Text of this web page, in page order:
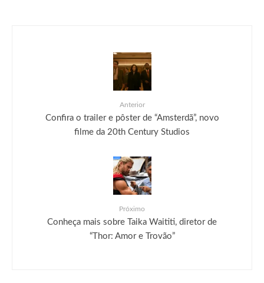
Anterior
Confira o trailer e pôster de “Amsterdã”, novo
filme da 20th Century Studios
Próximo
Conheça mais sobre Taika Waititi, diretor de
“Thor: Amor e Trovão”